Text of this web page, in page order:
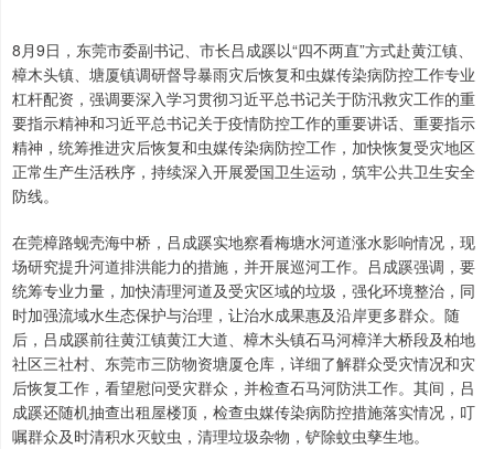
8月9日，东莞市委副书记、市长吕成蹊以“四不两直”方式赴黄江镇、
樟木头镇、塘厦镇调研督导暴雨灾后恢复和虫媒传染病防控工作专业
杠杆配资，强调要深入学习贯彻习近平总书记关于防汛救灾工作的重
要指示精神和习近平总书记关于疫情防控工作的重要讲话、重要指示
精神，统筹推进灾后恢复和虫媒传染病防控工作，加快恢复受灾地区
正常生产生活秩序，持续深入开展爱国卫生运动，筑牢公共卫生安全
防线。
在莞樟路蚬壳海中桥，吕成蹊实地察看梅塘水河道涨水影响情况，现
场研究提升河道排洪能力的措施，并开展巡河工作。吕成蹊强调，要
统筹专业力量，加快清理河道及受灾区域的垃圾，强化环境整治，同
时加强流域水生态保护与治理，让治水成果惠及沿岸更多群众。随
后，吕成蹊前往黄江镇黄江大道、樟木头镇石马河樟洋大桥段及柏地
社区三社村、东莞市三防物资塘厦仓库，详细了解群众受灾情况和灾
后恢复工作，看望慰问受灾群众，并检查石马河防洪工作。其间，吕
成蹊还随机抽查出租屋楼顶，检查虫媒传染病防控措施落实情况，叮
嘱群众及时清积水灭蚊虫，清理垃圾杂物，铲除蚊虫孳生地。